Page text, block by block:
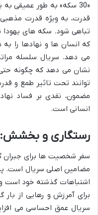
«30 سکه» به طور عمیقی
قدرت، به ویژه قدرت مذهبی
تباهی شود. سکه های یهودا
که انسان ها و نهادها را
می دهد. سریال سلسله
نشان می دهد که چگونه حتی
توانند تحت تاثیر طمع و
مضمون، نقدی بر فساد
انسانی است.
رستگاری و
سفر شخصیت ها برای جبران
مضامین اصلی سریال است.
اشتباهات گذشته خود است و
برای آمرزش و رهایی از
سریال عمق احساسی می